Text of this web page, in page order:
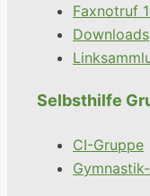
Faxnotruf
Downloads
Selbsthilfe
CI-Gruppe